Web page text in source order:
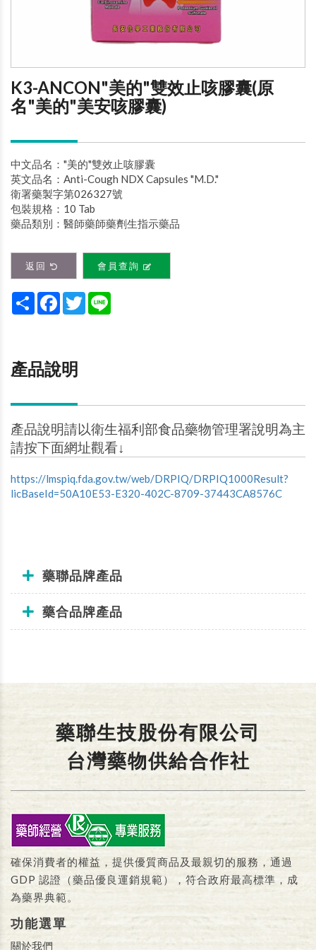
K3-ANCON"美的"雙效止咳膠囊(原
名"美的"美安咳膠囊)
中文品名："美的"雙效止咳膠囊
英文品名：Anti-Cough NDX Capsules "M.D."
衛署藥製字第026327號
包裝規格：10 Tab
藥品類別：醫師藥師藥劑生指示藥品
返回 會員查詢
Share Facebook
Twitter
產品說明
產品說明請以衛生福利部食品藥物管理署說明為主
請按下面網址觀看↓
https://lmspiq.fda.gov.tw/web/DRPIQ/DRPIQ1000Result?
licBaseId=50A10E53-E320-402C-8709-37443CA8576C
藥聯品牌產品
藥合品牌產品
藥聯生技股份有限公司
台灣藥物供給合作社
確保消費者的權益，提供優質商品及最親切的服務，通過
GDP 認證（藥品優良運銷規範），符合政府最高標準，成
為藥界典範。
功能選單
關於我們